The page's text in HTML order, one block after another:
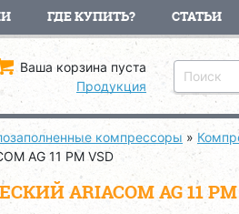
ГДЕ КУПИТЬ? СТАТЬИ
Ваша корзина пуста
Продукция
компрессоры »
AG 11 PM VSD
ARIACOM AG 11 PM